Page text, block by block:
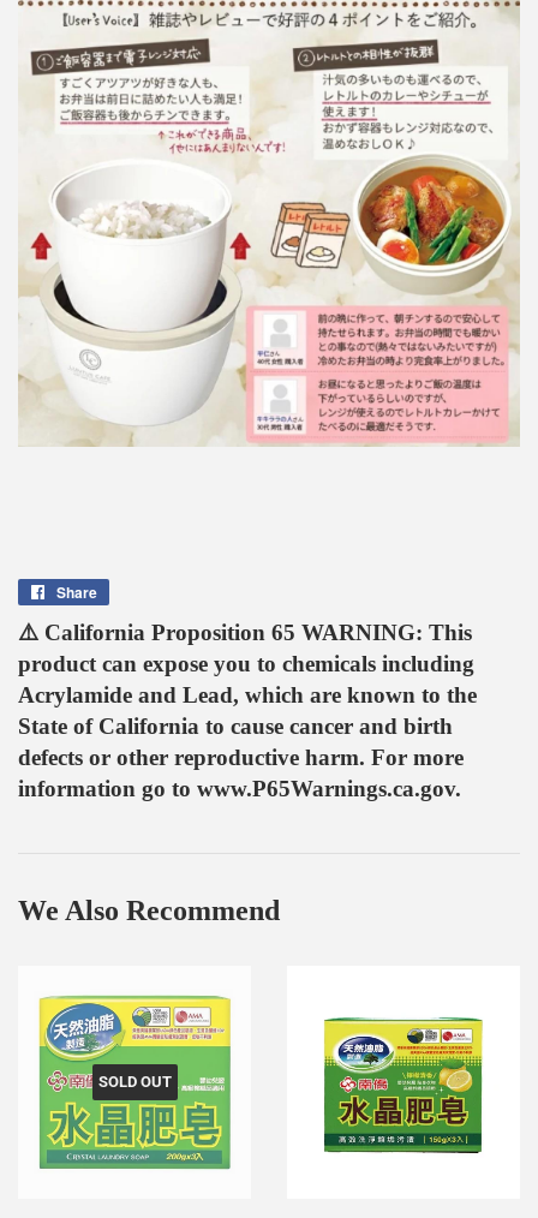
Share
Facebook
⚠️ California Proposition 65 WARNING: This
product can expose you to chemicals including
Acrylamide and Lead, which are known to the
State of California to cause cancer and birth
defects or other reproductive harm. For more
information go to www.P65Warnings.ca.gov.
We Also Recommend
SOLD OUT